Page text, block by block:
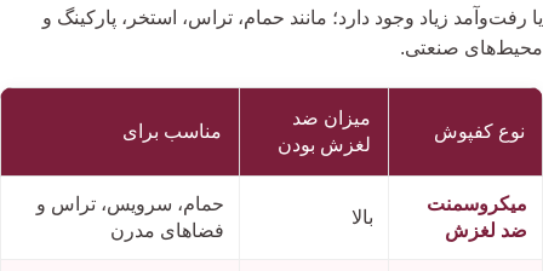
یا رفت‌وآمد زیاد وجود دارد؛ مانند حمام، تراس، استخر، پارکینگ و
محیط‌های صنعتی.
نوع کفپوش
میزان ضد
لغزش بودن
مناسب برای
میکروسمنت
ضد لغزش
بالا
حمام، سرویس، تراس و
فضاهای مدرن